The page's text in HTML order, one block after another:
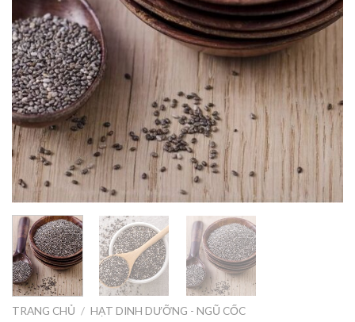
TRANG CHỦ / HẠT DINH DƯỠNG - NGŨ CỐC